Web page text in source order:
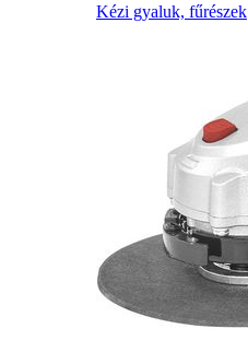
Kézi gyaluk, fűrészek